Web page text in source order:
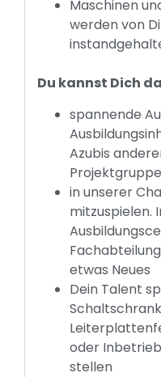
Maschinen
werden von
Du kannst Dich
spannende
Azubis
in unserer
mitzuspielen.
etwas Neues
Dein Talent
oder
stellen